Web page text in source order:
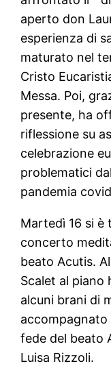
aperto don
esperienza di
maturato nel
Cristo
Messa. Poi,
presente, ha
riflessione su
celebrazione
problematici
pandemia
Martedì 16 si è
concerto
beato Acutis.
Scalet al
alcuni brani di
accompagnato
fede del beato
Luisa Rizzoli.